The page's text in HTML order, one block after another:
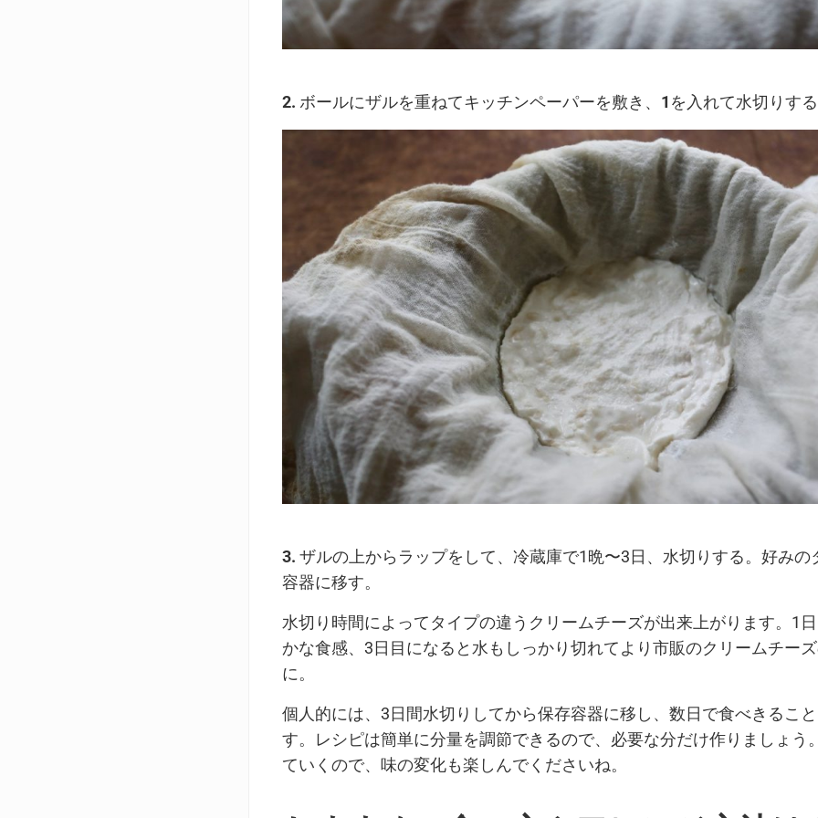
2. ボールにザルを重ねてキッチンペーパーを敷き、 1 を入れて水切りす
3. ザルの上からラップをして、冷蔵庫で1晩〜3日、水切りする。好みの
容器に移す。
水切り時間によってタイプの違うクリームチーズが出来上がります。1
かな食感、3日目になると水もしっかり切れてより市販のクリームチー
に。
個人的には、3日間水切りしてから保存容器に移し、数日で食べきるこ
す。レシピは簡単に分量を調節できるので、必要な分だけ作りましょう
ていくので、味の変化も楽しんでくださいね。